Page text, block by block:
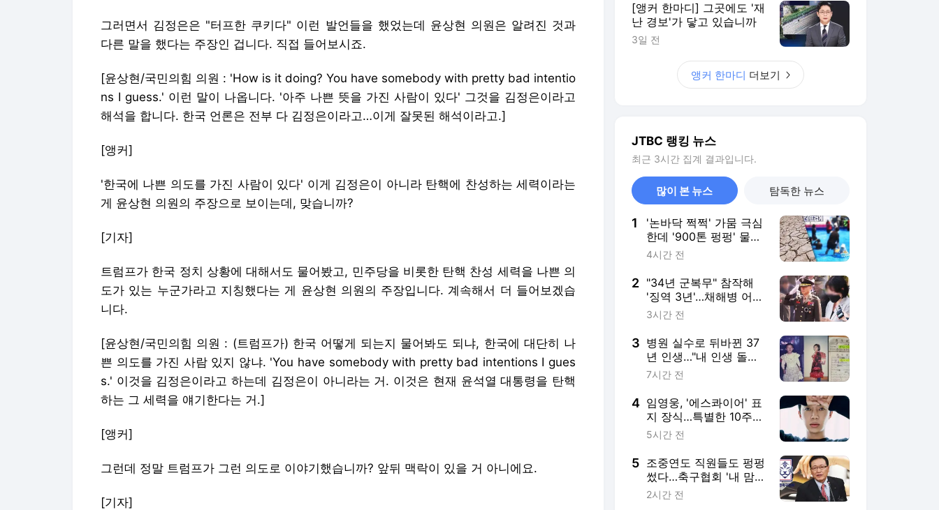
그러면서 김정은은 "터프한 쿠키다" 이런 발언들을 했었는데 윤상현 의원은 알려진 것과
다른 말을 했다는 주장인 겁니다. 직접 들어보시죠.
[윤상현/국민의힘 의원 : 'How is it doing? You have somebody with pretty bad intentio
ns I guess.' 이런 말이 나옵니다. '아주 나쁜 뜻을 가진 사람이 있다' 그것을 김정은이라고
해석을 합니다. 한국 언론은 전부 다 김정은이라고…이게 잘못된 해석이라고.]
[앵커]
'한국에 나쁜 의도를 가진 사람이 있다' 이게 김정은이 아니라 탄핵에 찬성하는 세력이라는
게 윤상현 의원의 주장으로 보이는데, 맞습니까?
[기자]
트럼프가 한국 정치 상황에 대해서도 물어봤고, 민주당을 비롯한 탄핵 찬성 세력을 나쁜 의
도가 있는 누군가라고 지칭했다는 게 윤상현 의원의 주장입니다. 계속해서 더 들어보겠습
니다.
[윤상현/국민의힘 의원 : (트럼프가) 한국 어떻게 되는지 물어봐도 되냐, 한국에 대단히 나
쁜 의도를 가진 사람 있지 않냐. 'You have somebody with pretty bad intentions I gues
s.' 이것을 김정은이라고 하는데 김정은이 아니라는 거. 이것은 현재 윤석열 대통령을 탄핵
하는 그 세력을 얘기한다는 거.]
[앵커]
그런데 정말 트럼프가 그런 의도로 이야기했습니까? 앞뒤 맥락이 있을 거 아니에요.
[기자]
[앵커 한마디] 그곳에도 '재
난 경보'가 닿고 있습니까
3일 전
앵커 한마디 더보기
JTBC 랭킹 뉴스
최근 3시간 집계 결과입니다.
많이 본 뉴스 탐독한 뉴스
1
'논바닥 쩍쩍' 가뭄 극심
한데 '900톤 펑펑' 물축
제…같은 밀양
4시간 전
2 "34년 군복무" 참작해
'징역 3년'…채해병 어머
니 "어떻게 이래"
3시간 전
3 병원 실수로 뒤바뀐 37
년 인생…"내 인생 돌려
내" 소송 제기
7시간 전
4 임영웅, '에스콰이어' 표
지 장식…특별한 10주년
기념
5시간 전
5 조중연도 직원들도 펑펑
썼다…축구협회 '내 맘대
로 법카'
2시간 전